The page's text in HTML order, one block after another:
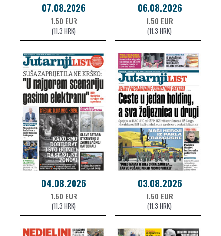
07.08.2026
1.50 EUR
(11.3 HRK)
06.08.2026
1.50 EUR
(11.3 HRK)
04.08.2026
1.50 EUR
(11.3 HRK)
03.08.2026
1.50 EUR
(11.3 HRK)